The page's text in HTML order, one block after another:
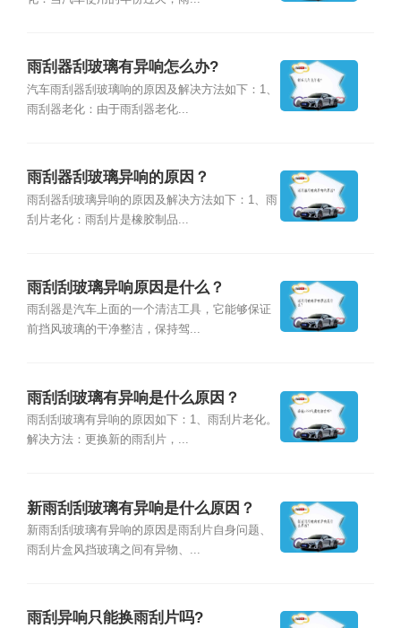
雨刮器刮玻璃有异响怎么办?
汽车雨刮器刮玻璃响的原因及解决方法如下：1、
雨刮器老化：由于雨刮器老化...
雨刮器刮玻璃异响的原因？
雨刮器刮玻璃异响的原因及解决方法如下：1、雨
刮片老化：雨刮片是橡胶制品...
雨刮刮玻璃异响原因是什么？
雨刮器是汽车上面的一个清洁工具，它能够保证
前挡风玻璃的干净整洁，保持驾...
雨刮刮玻璃有异响是什么原因？
雨刮刮玻璃有异响的原因如下：1、雨刮片老化。
解决方法：更换新的雨刮片，...
新雨刮刮玻璃有异响是什么原因？
新雨刮刮玻璃有异响的原因是雨刮片自身问题、
雨刮片盒风挡玻璃之间有异物、...
雨刮异响只能换雨刮片吗?